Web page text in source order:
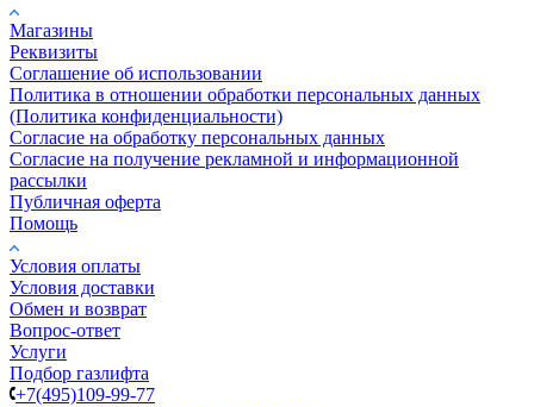
Магазины
Реквизиты
Соглашение об использовании
Политика в отношении обработки персональных данных
(Политика конфиденциальности)
Согласие на обработку персональных данных
Согласие на получение рекламной и информационной
рассылки
Публичная оферта
Помощь
Условия оплаты
Условия доставки
Обмен и возврат
Вопрос-ответ
Услуги
Подбор газлифта
+7(495)109-99-77